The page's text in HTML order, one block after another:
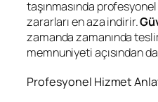
taşınmasında
zararları en aza indirir.
zamanda zamanında
memnuniyeti açısından
Profesyonel Hizmet